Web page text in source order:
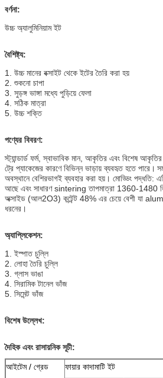
বর্ণনা:
উচ্চ অ্যালুমিনিয়াম ইট
বৈশিষ্ট্য:
1. উচ্চ মানের বক্সাইট থেকে ইটের তৈরি করা হয়
2. শুকনো চাপা
3. সুড়ঙ্গ ভাঙ্গা মধ্যে পুড়িয়ে ফেলা
4. সঠিক মাত্রা
5. উচ্চ শক্তি
পণ্যের বিবরণ:
স্ট্যান্ডার্ড ফর্ম, স্বাভাবিক মান, আকৃতির এবং বিশেষ আকৃতির
ট্রে প্যাকেজের কারণে বিভিন্ন ভাড়ায় ব্যবহৃত হতে পারে।
অবস্থানে বেশিরভাগই ব্যবহার করা হয়। মোড্ডিং পদ্ধতি:
আছে এবং সাধারণ sintering তাপমাত্রা 1360-1480
অক্সাইড (আল2O3) কন্টেন্ট 48% এর চেয়ে বেশী যা
ধরনের।
অ্যাপ্লিকেশন:
1. ইস্পাত চুল্লি
2. লোহা তৈরি চুল্লি
3. গ্লাস ভাঙা
4. সিরামিক টানেল ভাঁজ
5. সিমেন্ট ভাঁজ
বিশেষ উল্লেখ:
দৈহিক এবং রাসায়নিক সূচী:
আইটেম / গ্রেড
ফায়ার কাদামাটি ইট